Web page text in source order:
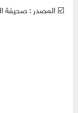
☑️ المصدر : صحيفة